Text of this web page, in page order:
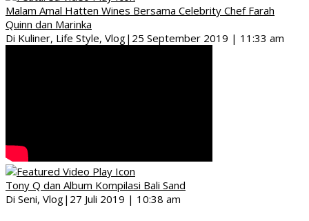
Malam Amal Hatten Wines Bersama Celebrity Chef Farah
Quinn dan Marinka
Di Kuliner, Life Style, Vlog| 25 September 2019 | 11:33 am
Tony Q dan Album Kompilasi Bali Sand
Di Seni, Vlog| 27 Juli 2019 | 10:38 am